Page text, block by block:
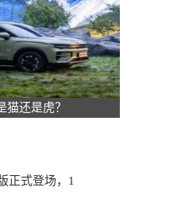
猫还是虎？
正式登场，1